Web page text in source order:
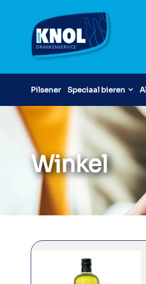
Pilsener Speciaal bieren
Winkel